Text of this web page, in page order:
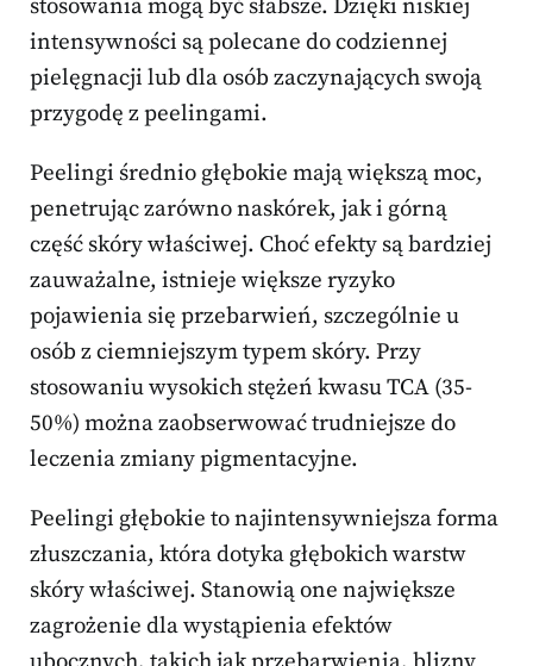
stosowania mogą być słabsze. Dzięki niskiej
intensywności są polecane do codziennej
pielęgnacji lub dla osób zaczynających swoją
przygodę z peelingami.
Peelingi średnio głębokie mają większą moc,
penetrując zarówno naskórek, jak i górną
część skóry właściwej. Choć efekty są bardziej
zauważalne, istnieje większe ryzyko
pojawienia się przebarwień, szczególnie u
osób z ciemniejszym typem skóry. Przy
stosowaniu wysokich stężeń kwasu TCA (35-
50%) można zaobserwować trudniejsze do
leczenia zmiany pigmentacyjne.
Peelingi głębokie to najintensywniejsza forma
złuszczania, która dotyka głębokich warstw
skóry właściwej. Stanowią one największe
zagrożenie dla wystąpienia efektów